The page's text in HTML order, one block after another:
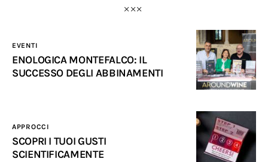
EVENTI
ENOLOGICA MONTEFALCO: IL
SUCCESSO DEGLI ABBINAMENTI
APPROCCI
SCOPRI I TUOI GUSTI
SCIENTIFICAMENTE